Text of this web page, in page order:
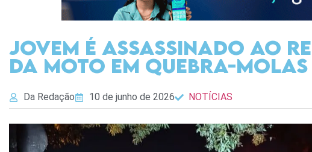
Jovem é assassinado ao
da moto em quebra-
Da Redação 10 de junho de 2026 NOTÍCIAS